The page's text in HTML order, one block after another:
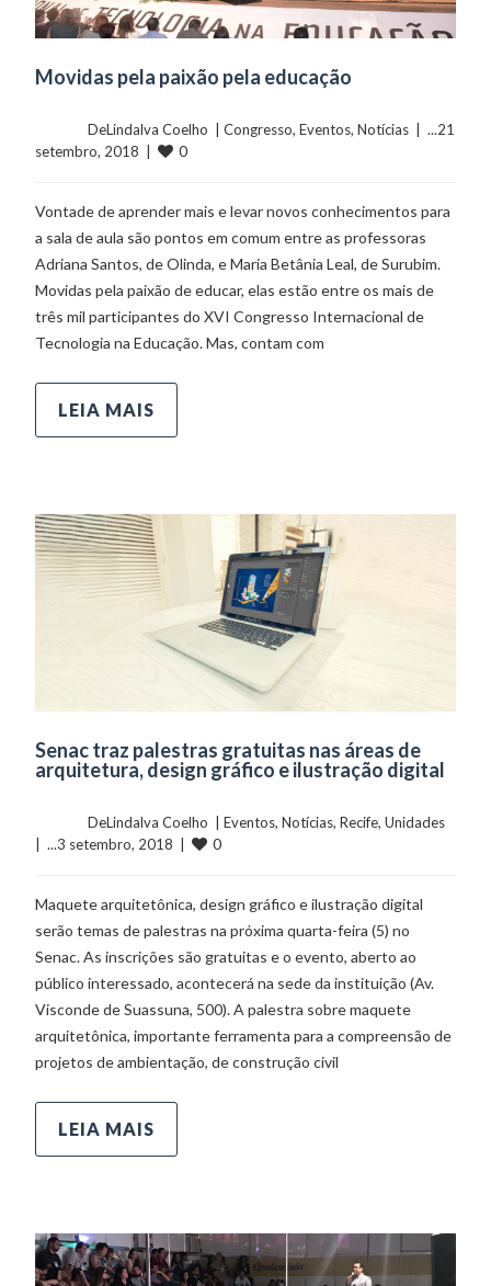
Movidas pela paixão pela educação
	    	DeLindalva Coelho  |
Congresso, Eventos, Notícias
  |  ...21
setembro, 2018  |
0
Vontade de aprender mais e levar novos conhecimentos para
a sala de aula são pontos em comum entre as professoras
Adriana Santos, de Olinda, e Maria Betânia Leal, de Surubim.
Movidas pela paixão de educar, elas estão entre os mais de
três mil participantes do XVI Congresso Internacional de
Tecnologia na Educação. Mas, contam com
LEIA MAIS
Senac traz palestras gratuitas nas áreas de
arquitetura, design gráfico e ilustração digital
	    	DeLindalva Coelho  |
Eventos, Notícias, Recife, Unidades
|  ...3 setembro, 2018  |
0
Maquete arquitetônica, design gráfico e ilustração digital
serão temas de palestras na próxima quarta-feira (5) no
Senac. As inscrições são gratuitas e o evento, aberto ao
público interessado, acontecerá na sede da instituição (Av.
Visconde de Suassuna, 500). A palestra sobre maquete
arquitetônica, importante ferramenta para a compreensão de
projetos de ambientação, de construção civil
LEIA MAIS